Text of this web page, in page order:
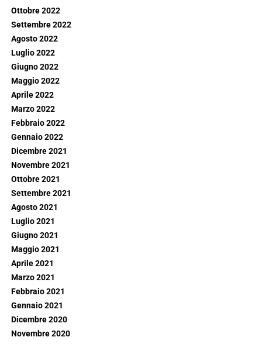
Ottobre 2022
Settembre 2022
Agosto 2022
Luglio 2022
Giugno 2022
Maggio 2022
Aprile 2022
Marzo 2022
Febbraio 2022
Gennaio 2022
Dicembre 2021
Novembre 2021
Ottobre 2021
Settembre 2021
Agosto 2021
Luglio 2021
Giugno 2021
Maggio 2021
Aprile 2021
Marzo 2021
Febbraio 2021
Gennaio 2021
Dicembre 2020
Novembre 2020